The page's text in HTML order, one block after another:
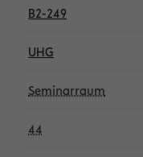
B2-249
UHG
Seminarraum
44